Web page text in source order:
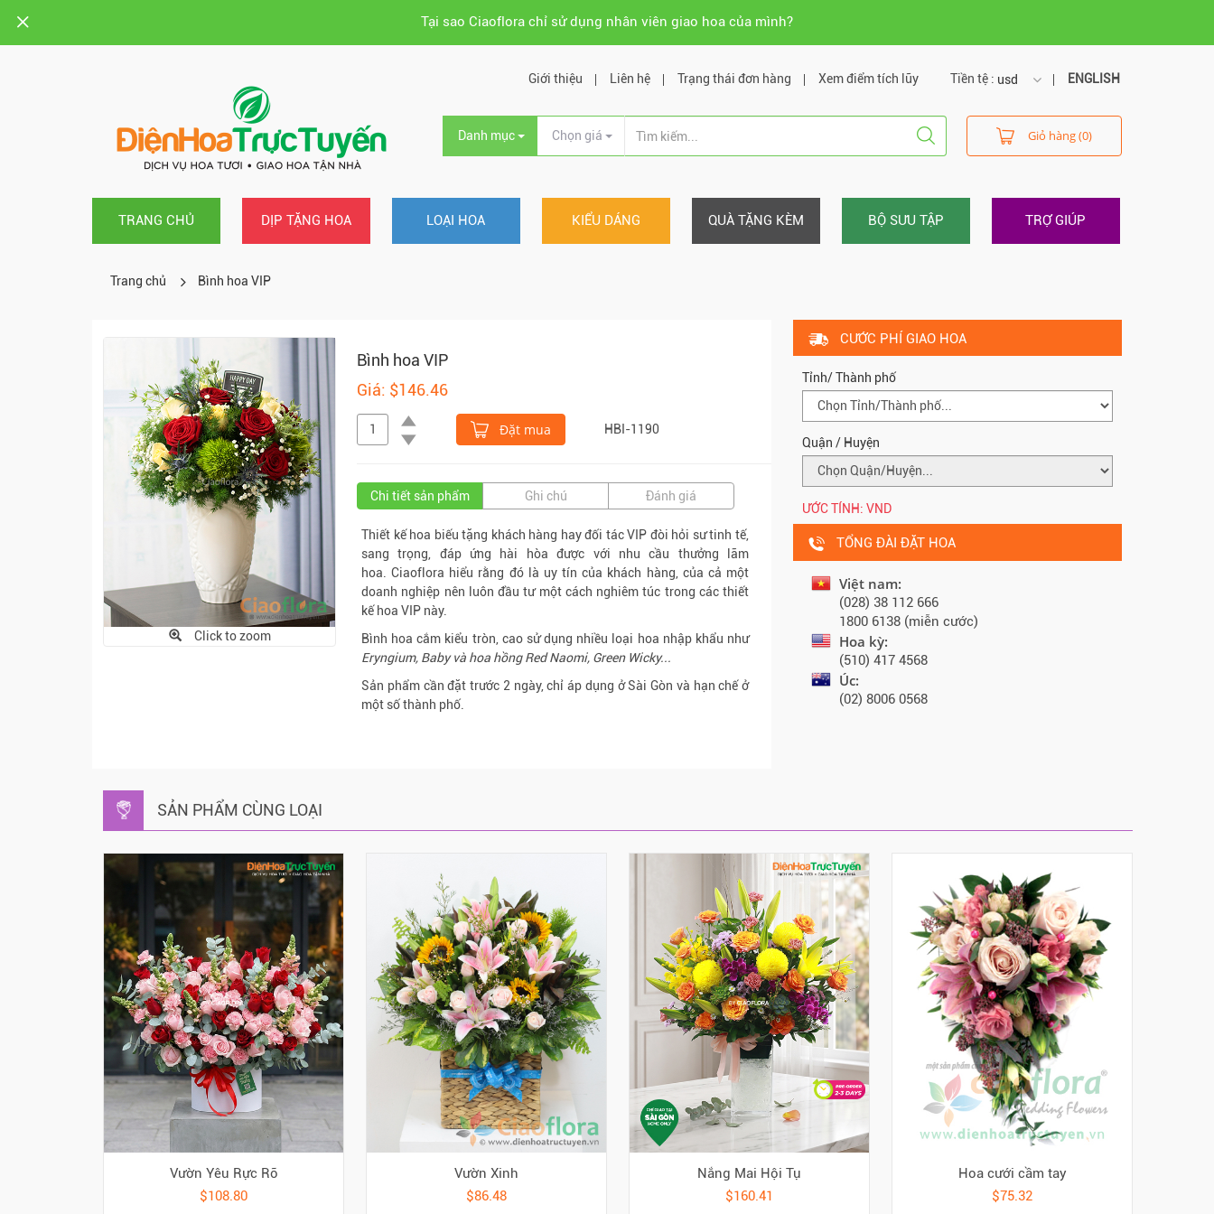
Tại sao Ciaoflora chỉ sử dụng nhân viên giao hoa của mình?
Tiền tệ : usd
usd
vnd
ENGLISH
Giới thiệu Liên hệ Trạng thái đơn hàng Xem điểm tích lũy
Danh mục Chọn giá Giỏ hàng (0)
TRANG CHỦ DỊP TẶNG HOA LOẠI HOA KIỂU DÁNG QUÀ TẶNG KÈM BỘ SƯU TẬP TRỢ GIÚP
Trang chủ Bình hoa VIP
Click to zoom
Bình hoa VIP
Giá: $146.46
Đặt mua HBI-1190
Chi tiết sản phẩm Ghi chú Đánh giá
Thiết kế hoa biếu tặng khách hàng hay đối tác VIP đòi hỏi sư tinh tế,
sang trọng, đáp ứng hài hòa được với nhu cầu thưởng lãm
hoa. Ciaoflora hiểu rằng đó là uy tín của khách hàng, của cả một
doanh nghiệp nên luôn đầu tư một cách nghiêm túc trong các thiết
kế hoa VIP này.
Bình hoa cắm kiểu tròn, cao sử dụng nhiều loại hoa nhập khẩu như
Eryngium, Baby và hoa hồng Red Naomi, Green Wicky...
Sản phẩm cần đặt trước 2 ngày, chỉ áp dụng ở Sài Gòn và hạn chế ở
một số thành phố.
CƯỚC PHÍ GIAO HOA
Tỉnh/ Thành phố
Quận / Huyện
ƯỚC TÍNH: VND
TỔNG ĐÀI ĐẶT HOA
Việt nam:
(028) 38 112 666
1800 6138 (miễn cước)
Hoa kỳ:
(510) 417 4568
Úc:
(02) 8006 0568
SẢN PHẨM CÙNG LOẠI
Vườn Yêu Rực Rỡ
$108.80
Vườn Xinh
$86.48
Nắng Mai Hội Tụ
$160.41
Hoa cưới cầm tay
$75.32